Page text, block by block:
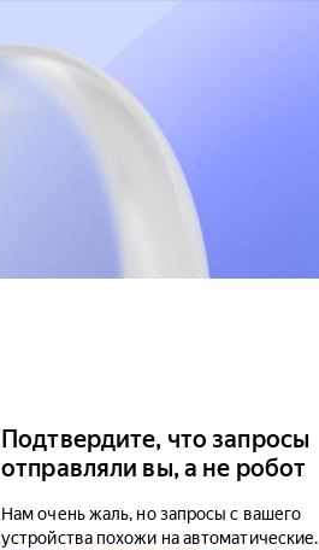
Подтвердите, что запросы
отправляли вы, а не робот
Нам очень жаль, но запросы с вашего
устройства похожи на автоматические.